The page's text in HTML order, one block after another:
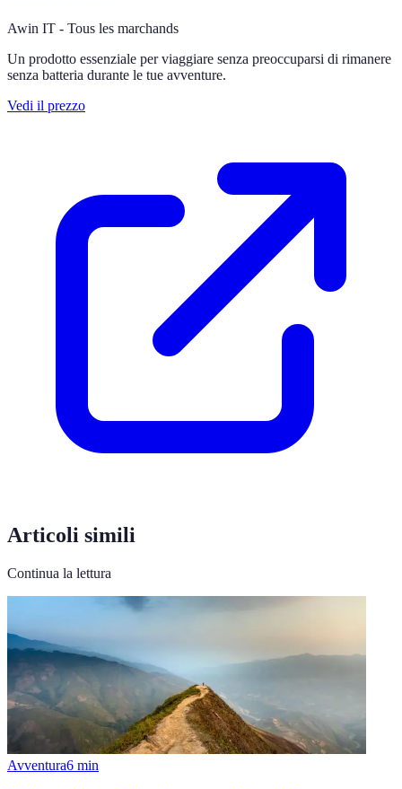
Awin IT - Tous les marchands
Un prodotto essenziale per viaggiare senza preoccuparsi di rimanere
senza batteria durante le tue avventure.
Vedi il prezzo
Articoli simili
Continua la lettura
Avventura6 min